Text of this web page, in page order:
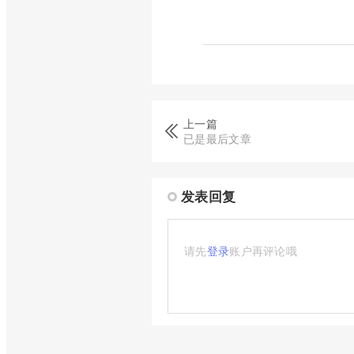
上一篇
已是最后文章
发表回复
请先登录账户再评论哦